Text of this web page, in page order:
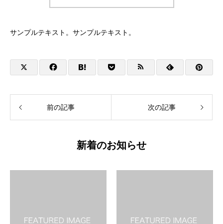
サンプルテキスト。サンプルテキスト。
前の記事 次の記事
新着のお知らせ